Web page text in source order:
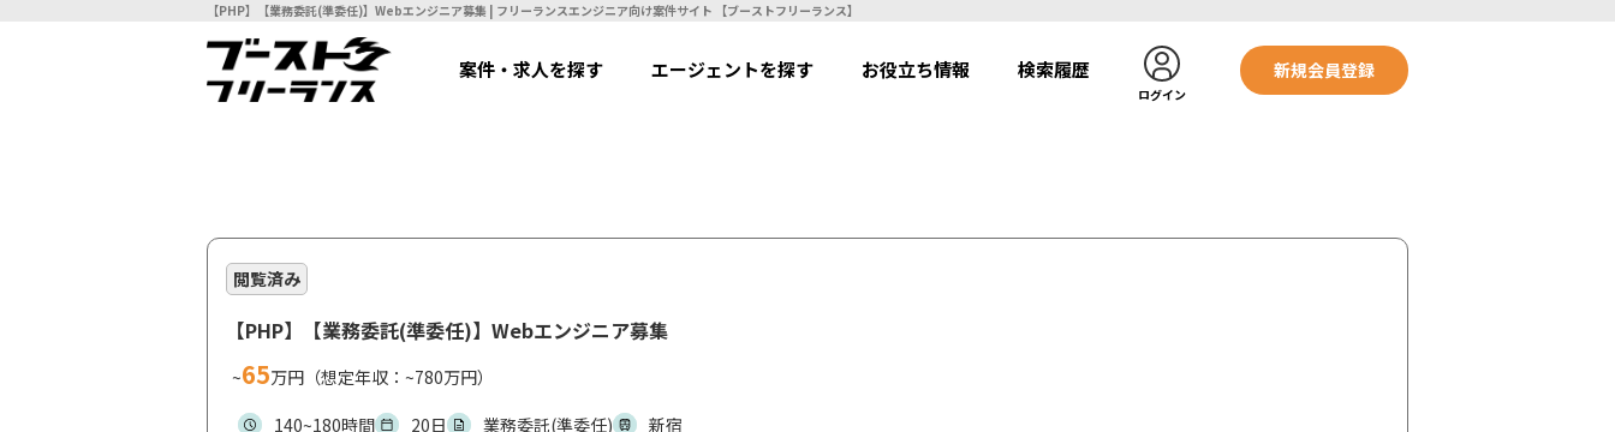
【PHP】【業務委託(準委任)】Webエンジニア募集 | フリーランスエンジニア向け案件サイト 【ブーストフリーランス】
案件・求人を探す エージェントを探す お役立ち情報 検索履歴
ログイン
新規会員登録
閲覧済み
【PHP】【業務委託(準委任)】Webエンジニア募集
~65万円（想定年収：~780万円）
140~180時間
20日 業務委託(準委任) 新宿